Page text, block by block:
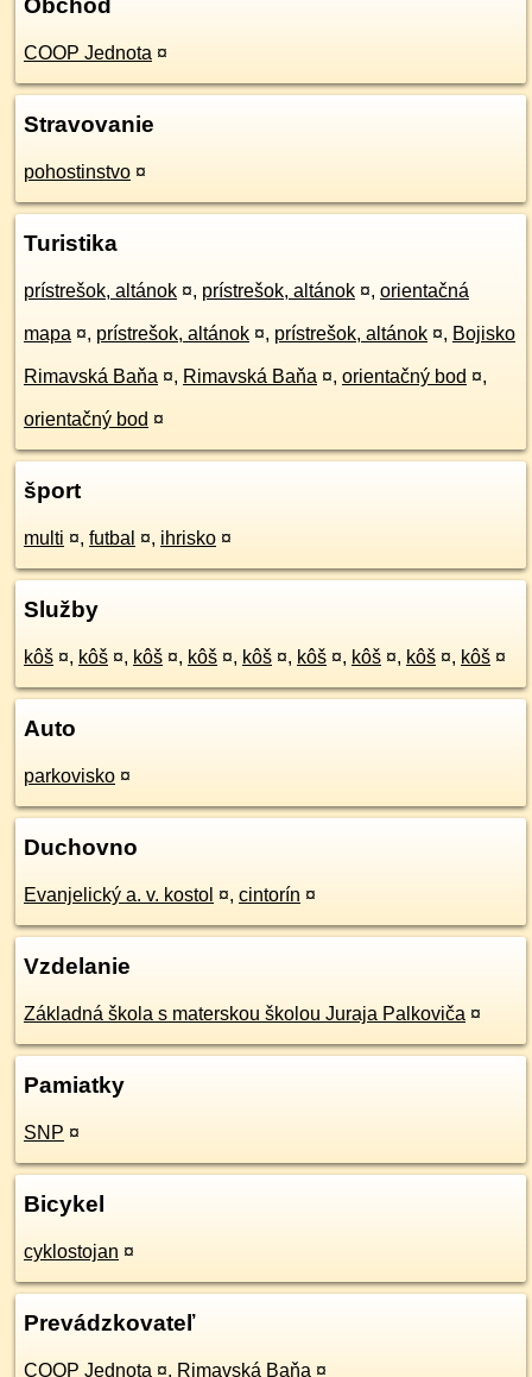
Obchod
COOP Jednota ¤
Stravovanie
pohostinstvo ¤
Turistika
prístrešok, altánok ¤, prístrešok, altánok ¤, orientačná
mapa ¤, prístrešok, altánok ¤, prístrešok, altánok ¤, Bojisko
Rimavská Baňa ¤, Rimavská Baňa ¤, orientačný bod ¤,
orientačný bod ¤
šport
multi ¤, futbal ¤, ihrisko ¤
Služby
kôš ¤, kôš ¤, kôš ¤, kôš ¤, kôš ¤, kôš ¤, kôš ¤, kôš ¤, kôš ¤
Auto
parkovisko ¤
Duchovno
Evanjelický a. v. kostol ¤, cintorín ¤
Vzdelanie
Základná škola s materskou školou Juraja Palkoviča ¤
Pamiatky
SNP ¤
Bicykel
cyklostojan ¤
Prevádzkovateľ
COOP Jednota ¤, Rimavská Baňa ¤